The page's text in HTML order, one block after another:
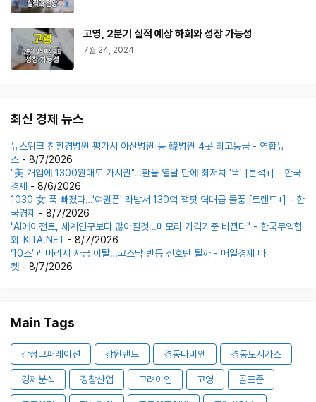
고영, 2분기 실적 예상 하회와 성장 가능성
7월 24, 2024
최신 경제 뉴스
뉴스위크 친환경병원 평가서 아산병원 등 韓병원 4곳 최고등급 - 연합뉴
스 - 8/7/2026
"美 개입에 1300원대도 가시권"…환율 열달 만에 최저치 '뚝' [분석+] - 한국
경제 - 8/6/2026
1030 女 푹 빠졌다…'여권폰' 라방서 130억 잭팟 역대급 돌풍 [트렌드+] - 한
국경제 - 8/7/2026
"AI에이전트, 세계인구보다 많아질것…메모리 가격기준 바뀐다" - 한국무역협
회-KITA.NET - 8/7/2026
‘10조’ 레버리지 자금 이탈…코스닥 반등 신호탄 될까 - 매일경제 마
켓 - 8/7/2026
Main Tags
감성코퍼레이션 강원랜드 경동나비엔 경동도시가스
경제분석 경창산업 고려아연 고영 골프존